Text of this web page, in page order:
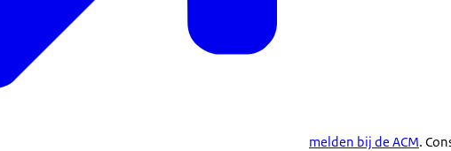
melden bij de ACM.